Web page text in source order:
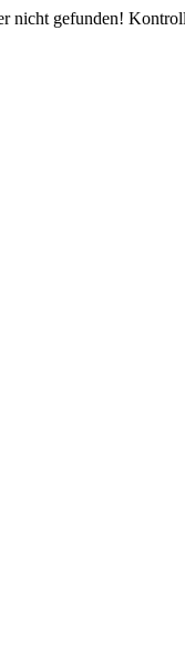
nicht gefunden!